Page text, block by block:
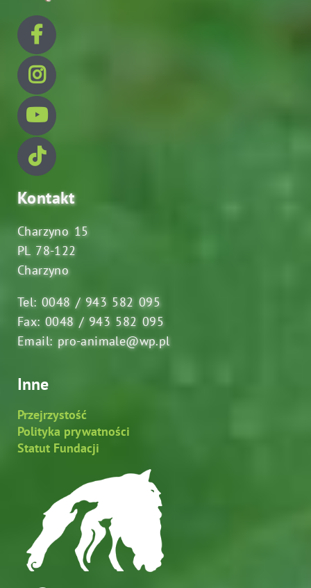
Kontakt
Charzyno 15
PL 78-122
Charzyno
Tel: 0048 / 943 582 095
Fax: 0048 / 943 582 095
Email: pro-animale@wp.pl
Inne
Przejrzystość
Polityka prywatności
Statut Fundacji